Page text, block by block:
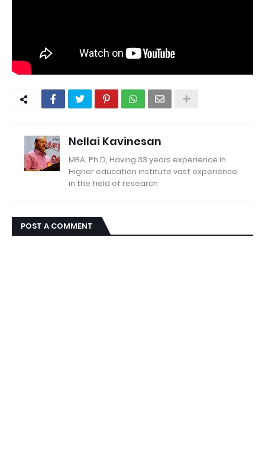
Nellai Kavinesan
MBA, Ph.D, Having 33 years experience in
Higher education institute vast experience
in the field of research
POST A COMMENT